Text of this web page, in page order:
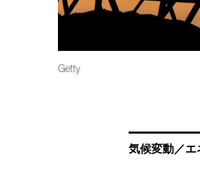
Getty
気候変動／エ